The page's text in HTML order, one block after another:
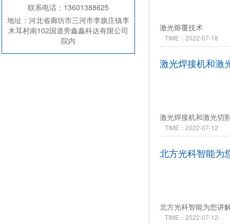
联系电话：13601388625
地址：河北省廊坊市三河市李旗庄镇李
木耳村南102国道旁鑫鑫科达有限公司
院内
激光熔覆技术
TIME：2022-07-18
激光焊接机和激
激光焊接机和激光切
TIME：2022-07-12
北方光科智能为
北方光科智能为您讲
TIME：2022-07-12